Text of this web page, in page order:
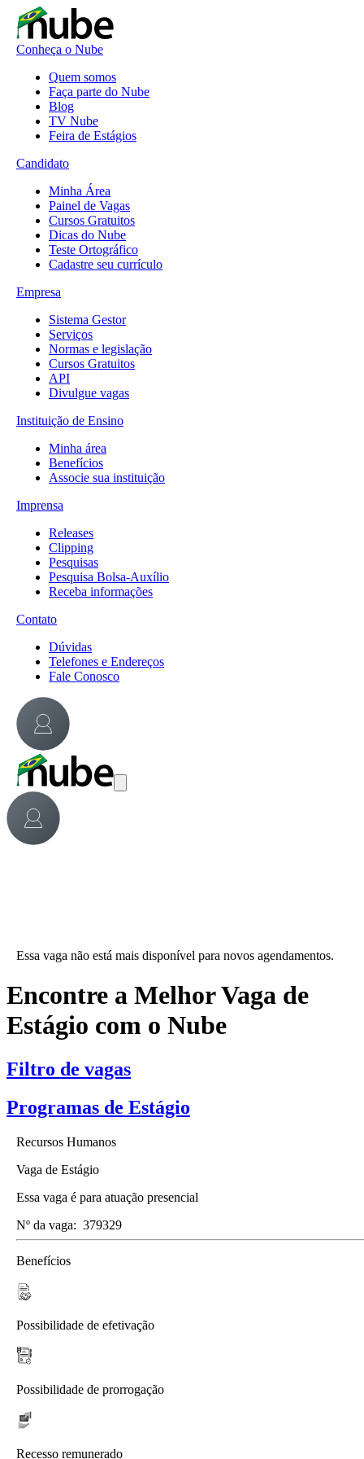
Conheça o Nube
Quem somos
Faça parte do Nube
Blog
TV Nube
Feira de Estágios
Candidato
Minha Área
Painel de Vagas
Cursos Gratuitos
Dicas do Nube
Teste Ortográfico
Cadastre seu currículo
Empresa
Sistema Gestor
Serviços
Normas e legislação
Cursos Gratuitos
API
Divulgue vagas
Instituição de Ensino
Minha área
Benefícios
Associe sua instituição
Imprensa
Releases
Clipping
Pesquisas
Pesquisa Bolsa-Auxílio
Receba informações
Contato
Dúvidas
Telefones e Endereços
Fale Conosco
Essa vaga não está mais disponível para novos agendamentos.
Encontre a Melhor Vaga de
Estágio com o Nube
Filtro de vagas
Programas de Estágio
Recursos Humanos
Vaga de Estágio
Essa vaga é para atuação presencial
Nº da vaga: 379329
Benefícios
Possibilidade de efetivação
Possibilidade de prorrogação
Recesso remunerado